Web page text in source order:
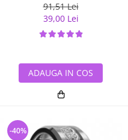
91,51 Lei
39,00 Lei
ADAUGA IN COS
-40%